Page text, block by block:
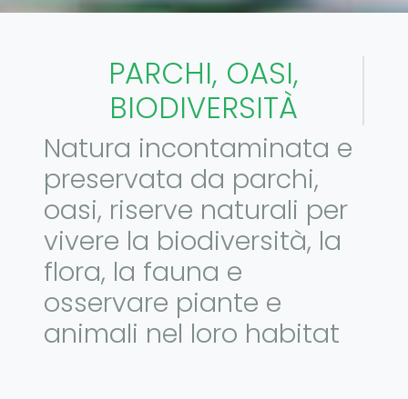
PARCHI, OASI,
BIODIVERSITÀ
Natura incontaminata e
preservata da parchi,
oasi, riserve naturali per
vivere la biodiversità, la
flora, la fauna e
osservare piante e
animali nel loro habitat